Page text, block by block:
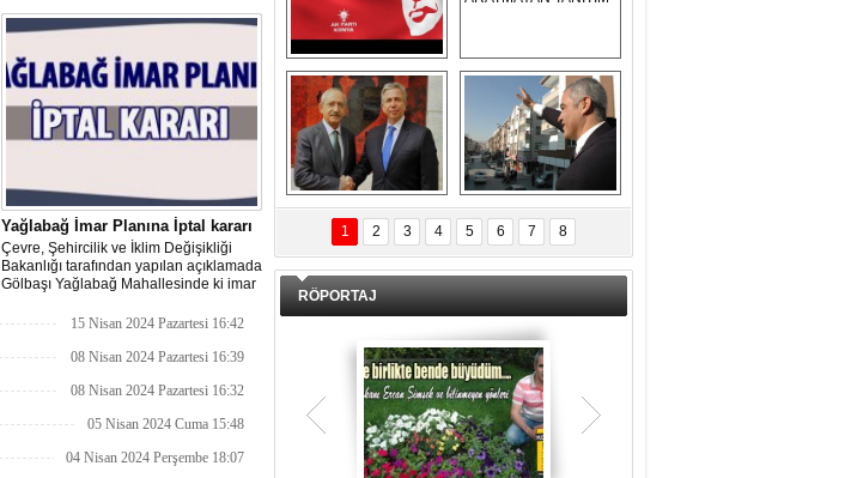
Gölbaşı Belediye Başkanı Yakup
Odabaşı, TBMM’nin kuruluşunun 104.
Egemenlik ve Çocuk Bayramı’nı
kutladığı bir mesaj yayınladı:
Yağlabağ İmar Planına İptal kararı
Çevre, Şehircilik ve İklim Değişikliği
Bakanlığı tarafından yapılan açıklamada
Gölbaşı Yağlabağ Mahallesinde ki imar
15 Nisan 2024 Pazartesi 16:42
08 Nisan 2024 Pazartesi 16:39
08 Nisan 2024 Pazartesi 16:32
05 Nisan 2024 Cuma 15:48
04 Nisan 2024 Perşembe 18:07
Asla Yalnız
Yürümeyeceksin
Uzun Adam
GÖKÇEK'TEN
HOLLYWOOD
FİLMLERİNİ
ARATMAYAN
TANITIM
DAL İÇERİ ZÜBÜK!
ERCAN ŞİMŞEK
GÖLBAŞI'NDA
KASIRGA ETKİSİ
YARATTI !
1 2 3 4 5 6 7 8
RÖPORTAJ
Teşrik tekbiri nedir? Ne anlama gelir?